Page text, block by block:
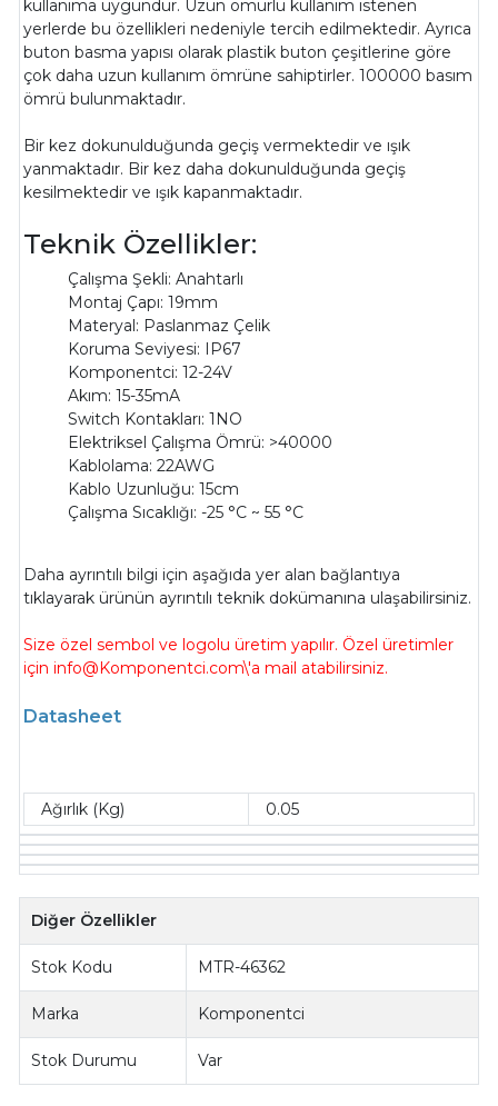
kullanıma uygundur. Uzun ömürlü kullanım istenen
yerlerde bu özellikleri nedeniyle tercih edilmektedir. Ayrıca
buton basma yapısı olarak plastik buton çeşitlerine göre
çok daha uzun kullanım ömrüne sahiptirler. 100000 basım
ömrü bulunmaktadır.
Bir kez dokunulduğunda geçiş vermektedir ve ışık
yanmaktadır. Bir kez daha dokunulduğunda geçiş
kesilmektedir ve ışık kapanmaktadır.
Teknik Özellikler:
Çalışma Şekli: Anahtarlı
Montaj Çapı: 19mm
Materyal: Paslanmaz Çelik
Koruma Seviyesi: IP67
Komponentci: 12-24V
Akım: 15-35mA
Switch Kontakları: 1NO
Elektriksel Çalışma Ömrü: >40000
Kablolama: 22AWG
Kablo Uzunluğu: 15cm
Çalışma Sıcaklığı: -25 °C ~ 55 °C
Daha ayrıntılı bilgi için aşağıda yer alan bağlantıya
tıklayarak ürünün ayrıntılı teknik dokümanına ulaşabilirsiniz.
Size özel sembol ve logolu üretim yapılır. Özel üretimler
için info@Komponentci.com\'a mail atabilirsiniz.
Datasheet
Ağırlık (Kg) 0.05
Diğer Özellikler
Stok Kodu MTR-46362
Marka Komponentci
Stok Durumu Var